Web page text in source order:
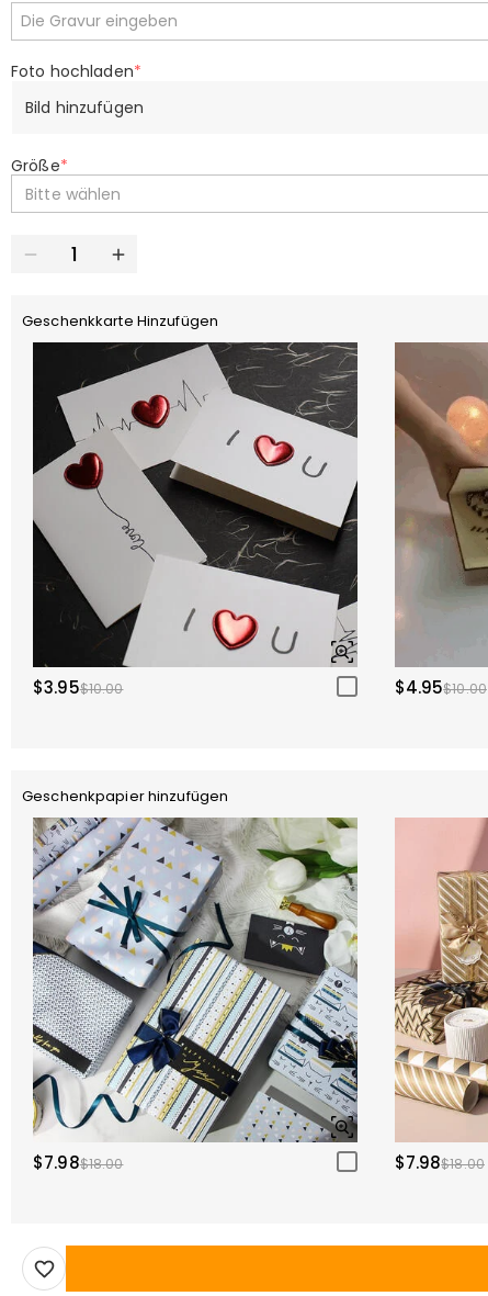
Foto hochladen*
Bild hinzufügen
Größe*
Bitte wählen
Geschenkkarte Hinzufügen
$3.95$10.00 $4.95$10.00
Geschenkpapier hinzufügen
$7.98$18.00 $7.98$18.00